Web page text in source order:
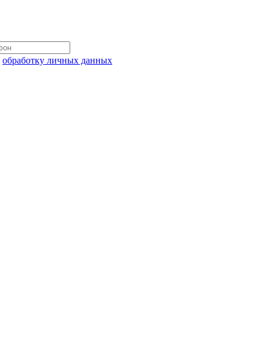
обработку личных данных